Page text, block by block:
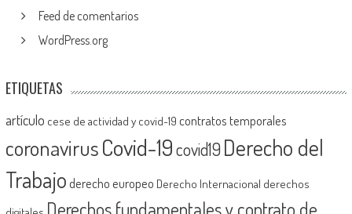
Feed de comentarios
WordPress.org
ETIQUETAS
artículo cese de actividad y covid-19 contratos temporales
coronavirusCovid-19covid19 Derecho del
Trabajoderecho europeo Derecho Internacional derechos
Derechos fundamentales y contrato de